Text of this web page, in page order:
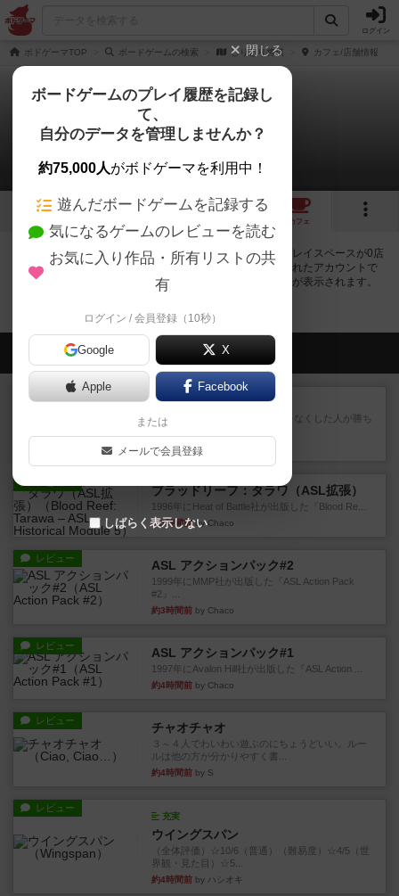
ログイン
ボドゲーマTOP ボードゲームの検索 しりとり将棋 カフェ/店舗情報
しりとり将棋
0店のカフェ/スペースが提供中
1
カフェ
しりとり将棋で遊ぶことができるボードゲームカフェ・プレイスペースが0店
登録されています。公開プロフィールの都道府県が設定されたアカウントで
ログインすると、同じ都道府県内の店舗に絞り込むボタンが表示されます。
会員の新しい投稿
レビュー ラミィキューブ
数字の牌を出して1番早く手札をなくした人が勝ち
というシンプルだけど非常...
約2時間前by ジョジョ
ブラッドリーフ：タラワ（ASL拡張）
1996年にHeat of Battle社が出版した『Blood Re...
約3時間前by Chaco
レビュー ASL アクションパック#2
1999年にMMP社が出版した『ASL Action Pack
#2』...
約3時間前 by Chaco
レビュー ASL アクションパック#1
1997年にAvalon Hill社が出版した『ASL Action ...
約4時間前 by Chaco
レビュー チャオチャオ
３～４人でわいわい遊ぶのにちょうどいい。ルー
ルは他の方が分かりやすく書...
約4時間前 by S
レビュー
充実
ウイングスパン
（全体評価）☆10/6（普通）（難易度）☆4/5（世
界観・見た目）☆5...
約4時間前 by ハシオキ
閉じる
ボードゲームのプレイ履歴を記録し
て、
自分のデータを管理しませんか？
約75,000人がボドゲーマを利用中！
遊んだボードゲームを記録する
気になるゲームのレビューを読む
お気に入り作品・所有リストの共
有
ログイン / 会員登録（10秒）
Google X
Apple Facebook
または
メールで会員登録
しばらく表示しない